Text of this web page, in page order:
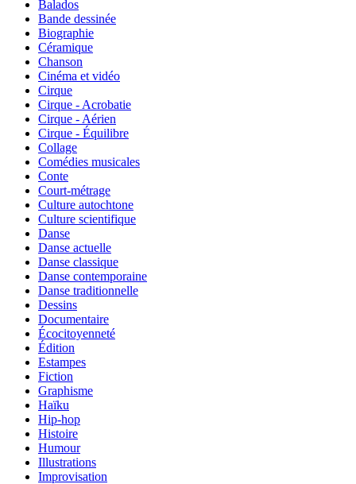
Balados
Bande dessinée
Biographie
Céramique
Chanson
Cinéma et vidéo
Cirque
Cirque - Acrobatie
Cirque - Aérien
Cirque - Équilibre
Collage
Comédies musicales
Conte
Court-métrage
Culture autochtone
Culture scientifique
Danse
Danse actuelle
Danse classique
Danse contemporaine
Danse traditionnelle
Dessins
Documentaire
Écocitoyenneté
Édition
Estampes
Fiction
Graphisme
Haïku
Hip-hop
Histoire
Humour
Illustrations
Improvisation